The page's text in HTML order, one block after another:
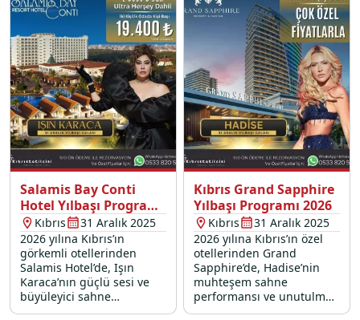
Salamis Bay Conti
Hotel Yılbaşı Programı
2026Kıbrıs
31 Aralık 2025
2026 yılına Kıbrıs’ın
görkemli otellerinden
Salamis Hotel’de, Işın
Karaca’nın güçlü sesi ve
büyüleyici sahne
performansıyla unutulmaz
Kıbrıs Grand Sapphire
Yılbaşı Programı 2026
Kıbrıs
31 Aralık 2025
2026 yılına Kıbrıs’ın özel
otellerinden Grand
Sapphire’de, Hadise’nin
muhteşem sahne
performansı ve unutulmaz
bir yılbaşı konseriyle